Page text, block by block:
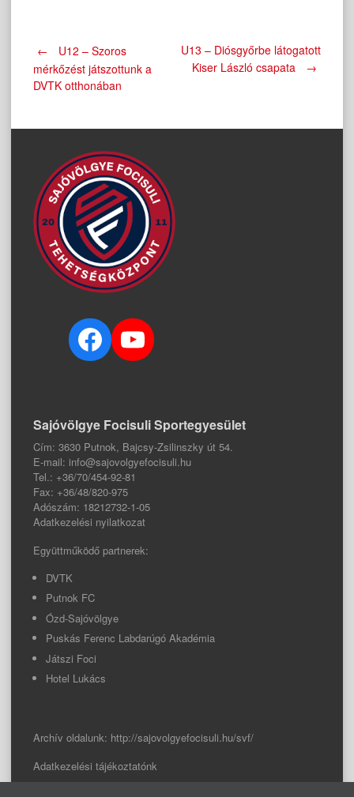
Post
←
U12 – Szoros
mérkőzést játszottunk a
DVTK otthonában
U13 – Diósgyőrbe látogatott
Kiser László csapata
→
Facebook
YouTube
Sajóvölgye Focisuli Sportegyesület
Cím: 3630 Putnok, Bajcsy-Zsilinszky út 54.
E-mail: info@sajovolgyefocisuli.hu
Tel.: +36/70/454-92-81
Fax: +36/48/820-975
Adószám: 18212732-1-05
Adatkezelési nyilatkozat
Együttműködő partnerek:
DVTK
Putnok FC
Ózd-Sajóvölgye
Puskás Ferenc Labdarúgó Akadémia
Játszi Foci
Hotel Lukács
Archív oldalunk: http://sajovolgyefocisuli.hu/svf/
Adatkezelési tájékoztatónk